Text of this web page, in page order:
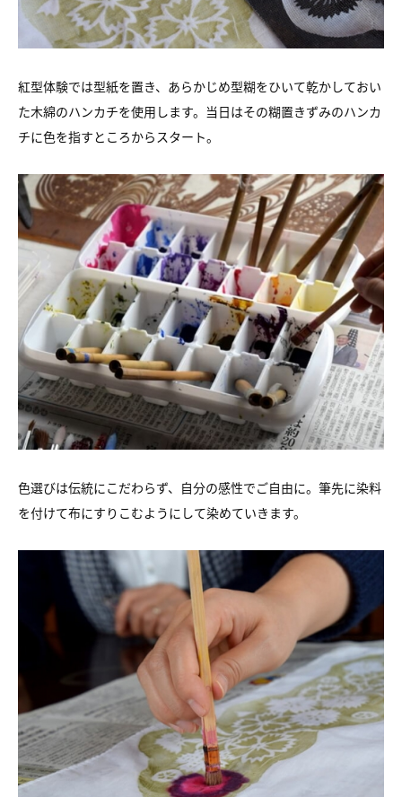
紅型体験では型紙を置き、あらかじめ型糊をひいて乾かしておい
た木綿のハンカチを使用します。当日はその糊置きずみのハンカ
チに色を指すところからスタート。
色選びは伝統にこだわらず、自分の感性でご自由に。筆先に染料
を付けて布にすりこむようにして染めていきます。